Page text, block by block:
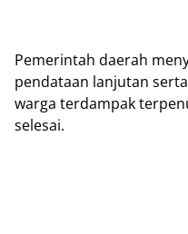
Pemerintah daerah
pendataan lanjutan
warga terdampak
selesai.